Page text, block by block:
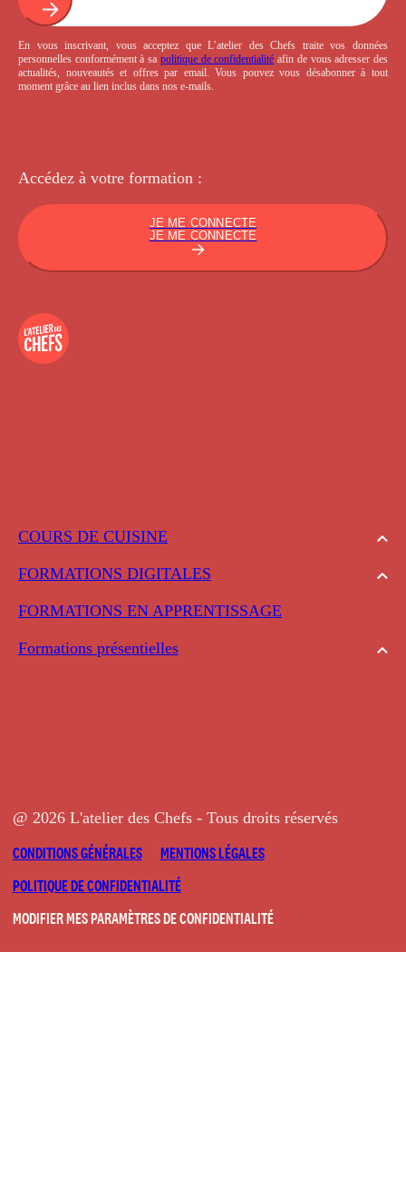
COURS DE CUISINE
FORMATIONS DIGITALES
FORMATIONS EN APPRENTISSAGE
Formations présentielles
En vous inscrivant, vous acceptez que L’atelier des Chefs traite vos données
personnelles conformément à sa politique de confidentialité afin de vous adresser des
actualités, nouveautés et offres par email. Vous pouvez vous désabonner à tout
moment grâce au lien inclus dans nos e-mails.
Accédez à votre formation :
JE ME CONNECTE
JE ME CONNECTE
@ 2026 L'atelier des Chefs - Tous droits réservés
CONDITIONS GÉNÉRALES
MENTIONS LÉGALES
POLITIQUE DE CONFIDENTIALITÉ
MODIFIER MES PARAMÈTRES DE CONFIDENTIALITÉ